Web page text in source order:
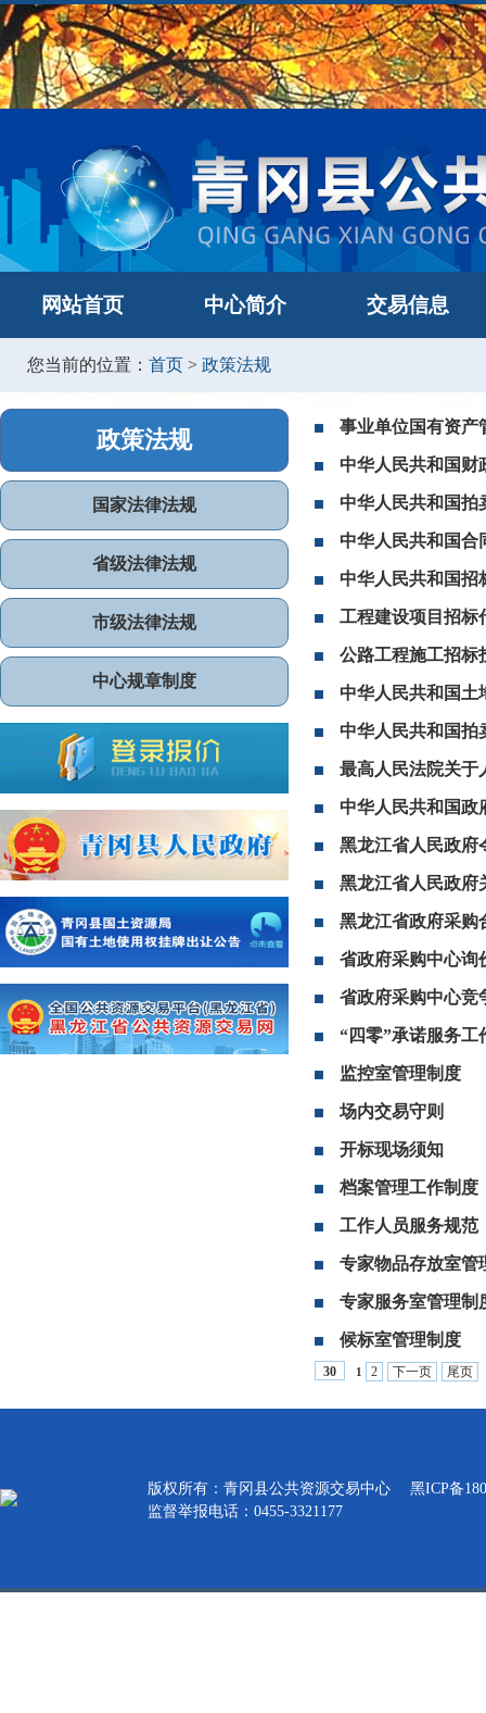
网站首页 中心简介 交易信息
您当前的位置： 首页 > 政策法规
政策法规
国家法律法规
省级法律法规
市级法律法规
中心规章制度
事业单位国有资产
中华人民共和国财
中华人民共和国拍
中华人民共和国合
中华人民共和国招
工程建设项目招标
公路工程施工招标
中华人民共和国土
中华人民共和国拍
最高人民法院关于
中华人民共和国政
黑龙江省人民政府
黑龙江省人民政府
黑龙江省政府采购
省政府采购中心询
省政府采购中心竞
“四零”承诺服务工
监控室管理制度
场内交易守则
开标现场须知
档案管理工作制度
工作人员服务规范
专家物品存放室管
专家服务室管理制
候标室管理制度
30 1 2 下一页 尾页
版权所有：青冈县公共资源交易中心 黑ICP备
监督举报电话：0455-3321177